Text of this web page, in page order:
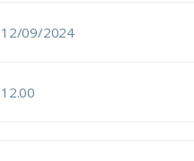
12/09/2024
12.00